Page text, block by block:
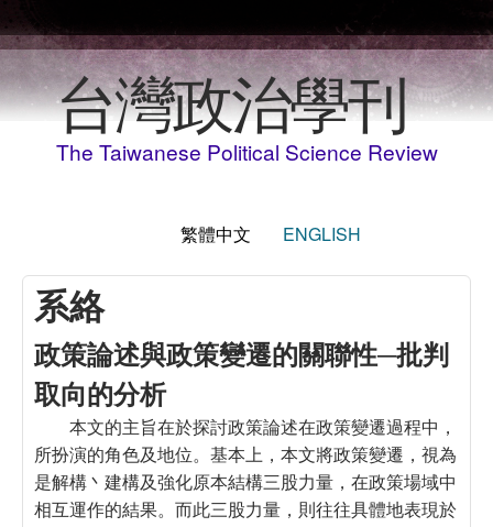
台灣政治學刊
The Taiwanese Political Science Review
繁體中文 ENGLISH
系絡
政策論述與政策變遷的關聯性─批判
取向的分析
本文的主旨在於探討政策論述在政策變遷過程中，
所扮演的角色及地位。基本上，本文將政策變遷，視為
是解構丶建構及強化原本結構三股力量，在政策場域中
相互運作的結果。而此三股力量，則往往具體地表現於